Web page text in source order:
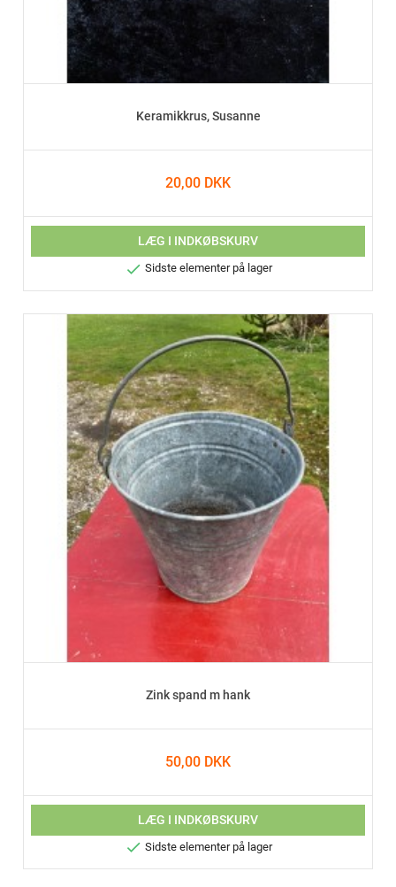
Keramikkrus, Susanne
20,00 DKK
LÆG I INDKØBSKURV
 Sidste elementer på lager
Zink spand m hank
50,00 DKK
LÆG I INDKØBSKURV
 Sidste elementer på lager